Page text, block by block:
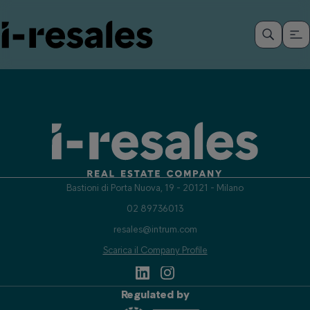
Bastioni di Porta Nuova, 19 - 20121 - Milano
02 89736013
resales@intrum.com
Scarica il Company Profile
Regulated by